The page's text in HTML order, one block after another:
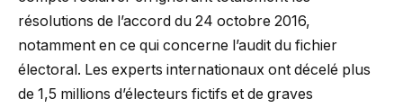
résolutions de l’accord du 24 octobre 2016,
notamment en ce qui concerne l’audit du fichier
électoral. Les experts internationaux ont décelé plus
de 1,5 millions d’électeurs fictifs et de graves